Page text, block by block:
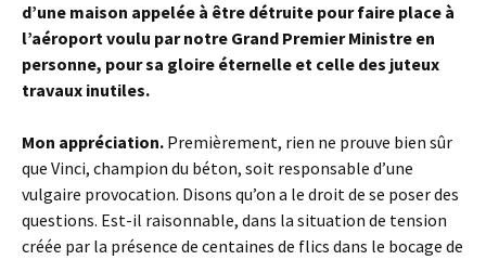
d’une maison appelée à être détruite pour faire place à
l’aéroport voulu par notre Grand Premier Ministre en
personne, pour sa gloire éternelle et celle des juteux
travaux inutiles.
Mon appréciation. Premièrement, rien ne prouve bien sûr
que Vinci, champion du béton, soit responsable d’une
vulgaire provocation. Disons qu’on a le droit de se poser des
questions. Est-il raisonnable, dans la situation de tension
créée par la présence de centaines de flics dans le bocage de